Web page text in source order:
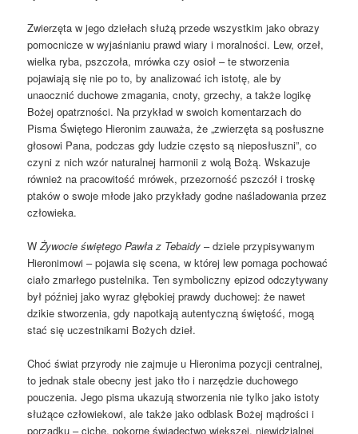
Zwierzęta w jego dziełach służą przede wszystkim jako obrazy
pomocnicze w wyjaśnianiu prawd wiary i moralności. Lew, orzeł,
wielka ryba, pszczoła, mrówka czy osioł – te stworzenia
pojawiają się nie po to, by analizować ich istotę, ale by
unaocznić duchowe zmagania, cnoty, grzechy, a także logikę
Bożej opatrzności. Na przykład w swoich komentarzach do
Pisma Świętego Hieronim zauważa, że „zwierzęta są posłuszne
głosowi Pana, podczas gdy ludzie często są nieposłuszni”, co
czyni z nich wzór naturalnej harmonii z wolą Bożą. Wskazuje
również na pracowitość mrówek, przezorność pszczół i troskę
ptaków o swoje młode jako przykłady godne naśladowania przez
człowieka.
WŻywocie świętego Pawła z Tebaidy – dziele przypisywanym
Hieronimowi – pojawia się scena, w której lew pomaga pochować
ciało zmarłego pustelnika. Ten symboliczny epizod odczytywany
był później jako wyraz głębokiej prawdy duchowej: że nawet
dzikie stworzenia, gdy napotkają autentyczną świętość, mogą
stać się uczestnikami Bożych dzieł.
Choć świat przyrody nie zajmuje u Hieronima pozycji centralnej,
to jednak stale obecny jest jako tło i narzędzie duchowego
pouczenia. Jego pisma ukazują stworzenia nie tylko jako istoty
służące człowiekowi, ale także jako odblask Bożej mądrości i
porządku – ciche, pokorne świadectwo większej, niewidzialnej